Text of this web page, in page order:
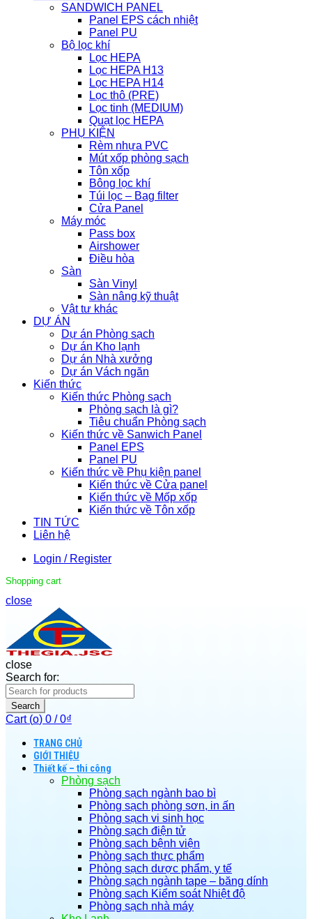
SANDWICH PANEL
Panel EPS cách nhiệt
Panel PU
Bộ lọc khí
Lọc HEPA
Lọc HEPA H13
Lọc HEPA H14
Lọc thô (PRE)
Lọc tinh (MEDIUM)
Quạt lọc HEPA
PHỤ KIỆN
Rèm nhựa PVC
Mút xốp phòng sạch
Tôn xốp
Bông lọc khí
Túi lọc – Bag filter
Cửa Panel
Máy móc
Pass box
Airshower
Điều hòa
Sàn
Sàn Vinyl
Sàn nâng kỹ thuật
Vật tư khác
DỰ ÁN
Dự án Phòng sạch
Dự án Kho lạnh
Dự án Nhà xưởng
Dự án Vách ngăn
Kiến thức
Kiến thức Phòng sạch
Phòng sạch là gì?
Tiêu chuẩn Phòng sạch
Kiến thức về Sanwich Panel
Panel EPS
Panel PU
Kiến thức về Phụ kiện panel
Kiến thức về Cửa panel
Kiến thức về Mốp xốp
Kiến thức về Tôn xốp
TIN TỨC
Liên hệ
Login / Register
Shopping cart
close
close
Search for:
Search
Cart (o) 0 / 0₫
TRANG CHỦ
GIỚI THIỆU
Thiết kế – thi công
Phòng sạch
Phòng sạch ngành bao bì
Phòng sạch phòng sơn, in ấn
Phòng sạch vi sinh học
Phòng sạch điện tử
Phòng sạch bệnh viện
Phòng sạch thực phẩm
Phòng sạch dược phẩm, y tế
Phòng sạch ngành tape – băng dính
Phòng sạch Kiểm soát Nhiệt độ
Phòng sạch nhà máy